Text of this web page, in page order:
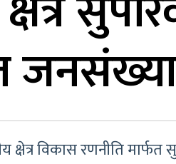
क्षेत्र विकास रणनीति